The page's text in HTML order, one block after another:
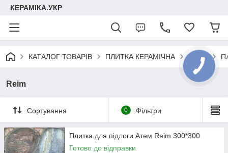
КЕРАМІКА.УКР
КАТАЛОГ ТОВАРІВ ПЛИТКА КЕРАМІЧНА АТЕМ
Reim
Сортування 0 Фільтри
Плитка для підлоги Атем Reim 300*300
Готово до відправки